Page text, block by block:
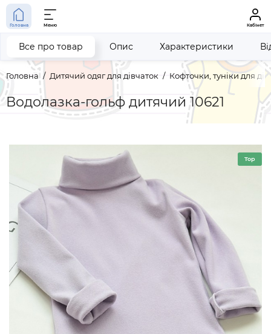
Головна Меню Кабінет
Головна Дитячий одяг для дівчаток Кофточки, туніки для
Водолазка-гольф дитячий 10621
Все про товар Опис Характеристики
Top